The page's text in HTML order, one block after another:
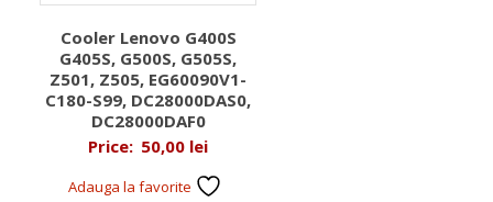
Cooler Lenovo G400S
G405S, G500S, G505S,
Z501, Z505, EG60090V1-
C180-S99, DC28000DAS0,
DC28000DAF0
Price: 50,00 lei
Adauga la favorite